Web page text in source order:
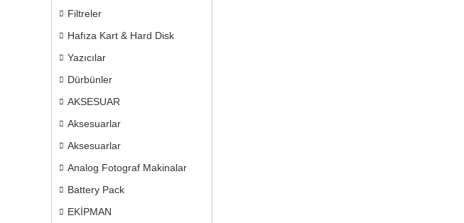
Filtreler
Hafıza Kart & Hard Disk
Yazıcılar
Dürbünler
AKSESUAR
Aksesuarlar
Aksesuarlar
Analog Fotograf Makinalar
Battery Pack
EKİPMAN